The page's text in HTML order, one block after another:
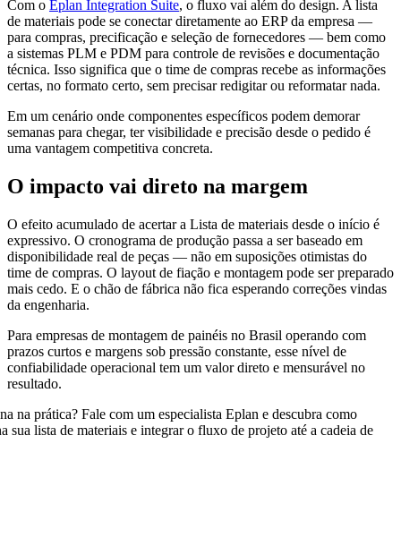
Com o Eplan Integration Suite, o fluxo vai além do design. A lista
de materiais pode se conectar diretamente ao ERP da empresa —
para compras, precificação e seleção de fornecedores — bem como
a sistemas PLM e PDM para controle de revisões e documentação
técnica. Isso significa que o time de compras recebe as informações
certas, no formato certo, sem precisar redigitar ou reformatar nada.
Em um cenário onde componentes específicos podem demorar
semanas para chegar, ter visibilidade e precisão desde o pedido é
uma vantagem competitiva concreta.
O impacto vai direto na margem
O efeito acumulado de acertar a Lista de materiais desde o início é
expressivo. O cronograma de produção passa a ser baseado em
disponibilidade real de peças — não em suposições otimistas do
time de compras. O layout de fiação e montagem pode ser preparado
mais cedo. E o chão de fábrica não fica esperando correções vindas
da engenharia.
Para empresas de montagem de painéis no Brasil operando com
prazos curtos e margens sob pressão constante, esse nível de
confiabilidade operacional tem um valor direto e mensurável no
resultado.
na prática? Fale com um especialista Eplan e descubra como
sua lista de materiais e integrar o fluxo de projeto até a cadeia de